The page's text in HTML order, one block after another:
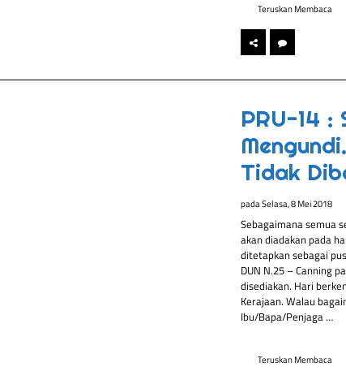
Teruskan Membaca
PRU-14 :
Tidak
padaSelasa, 8 Mei 2018
Sebagaimana semua
akan diadakan pada
ditetapkan sebagai
DUN N.25 – Canning
disediakan. Hari
Kerajaan. Walau
Ibu/Bapa/Penjaga …
Teruskan Membaca